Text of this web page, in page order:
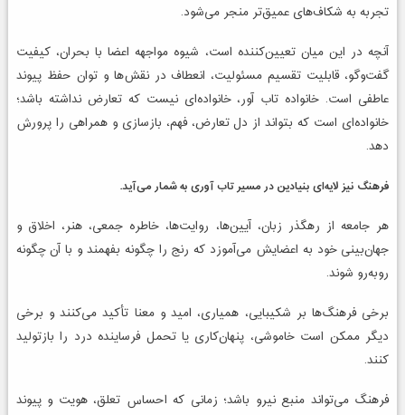
تجربه به شکاف‌های عمیق‌تر منجر می‌شود.
آنچه در این میان تعیین‌کننده است، شیوه مواجهه اعضا با بحران، کیفیت
گفت‌وگو، قابلیت تقسیم مسئولیت، انعطاف در نقش‌ها و توان حفظ پیوند
عاطفی است. خانواده تاب آور، خانواده‌ای نیست که تعارض نداشته باشد؛
خانواده‌ای است که بتواند از دل تعارض، فهم، بازسازی و همراهی را پرورش
دهد.
فرهنگ نیز لایه‌ای بنیادین در مسیر تاب آوری به شمار می‌آید.
هر جامعه از رهگذر زبان، آیین‌ها، روایت‌ها، خاطره جمعی، هنر، اخلاق و
جهان‌بینی خود به اعضایش می‌آموزد که رنج را چگونه بفهمند و با آن چگونه
روبه‌رو شوند.
برخی فرهنگ‌ها بر شکیبایی، همیاری، امید و معنا تأکید می‌کنند و برخی
دیگر ممکن است خاموشی، پنهان‌کاری یا تحمل فرساینده درد را بازتولید
کنند.
فرهنگ می‌تواند منبع نیرو باشد؛ زمانی که احساس تعلق، هویت و پیوند